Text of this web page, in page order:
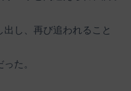
し、再び追われること
た。